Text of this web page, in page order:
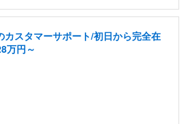
カスタマーサポート/初日から完全在
万円～